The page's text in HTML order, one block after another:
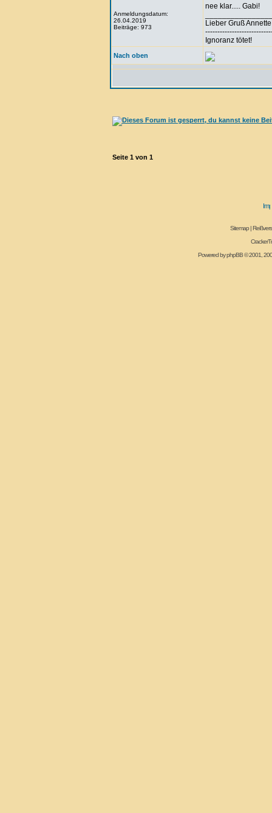
Anmeldungsdatum:
26.04.2019
Beiträge: 973
nee klar..... Gabi!
Lieber Gruß Annette
Ignoranz tötet!
Nach oben
Seite 1 von 1
Sitemap|
Powered byphpBB© 2001,